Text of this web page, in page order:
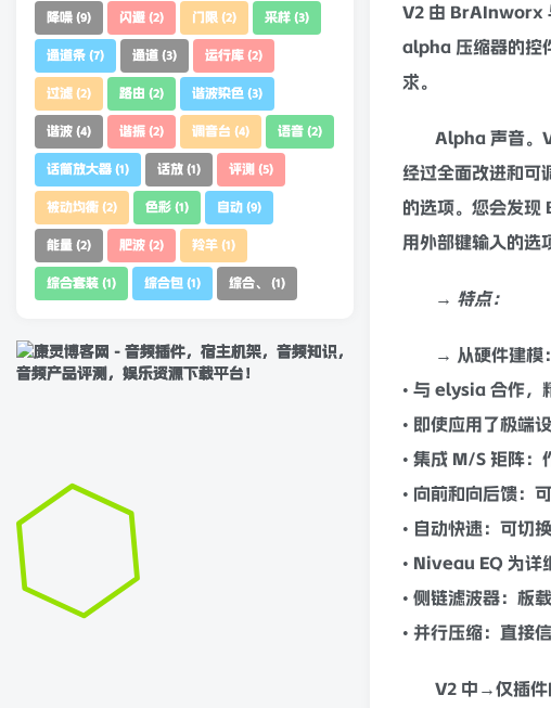
V2 由 BrAInworx
alpha 压缩器的控
求。
Alpha 声音。
经过全面改进和可
的选项。您会发
用外部键输入的选
→ 特点：
→ 从硬件建模：
• 与 elysia 合作，
• 即使应用了极端
• 集成 M/S 矩阵：
• 向前和向后馈：
• 自动快速：可切
• Niveau EQ 为详
• 侧链滤波器：板载
• 并行压缩：直接
V2 中→仅插件
降噪 (9) 闪避 (2) 门限 (2) 采样 (3)
通道条 (7) 通道 (3) 运行库 (2)
过滤 (2) 路由 (2) 谐波染色 (3)
谐波 (4) 谐振 (2) 调音台 (4) 语音 (2)
话筒放大器 (1) 话放 (1) 评测 (5)
被动均衡 (2) 色彩 (1) 自动 (9)
能量 (2) 肥波 (2) 羚羊 (1)
综合套装 (1) 综合包 (1) 综合、 (1)